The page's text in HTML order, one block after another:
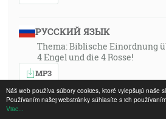
Náš web používa súbory cookies, ktoré vylepšujú naše
Používaním našej webstránky súhlasíte s ich
Viac...
РУССКИЙ ЯЗЫК
Thema: Biblische Einordnung
4 Engel und die 4 Rosse!
MP3